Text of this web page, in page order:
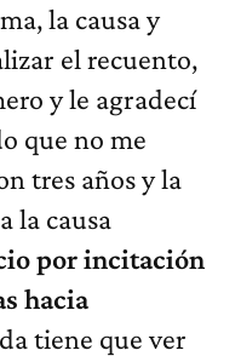
la causa y
el recuento,
y le agradecí
que no me
tres años y la
la causa
por incitación
hacia
tiene que ver